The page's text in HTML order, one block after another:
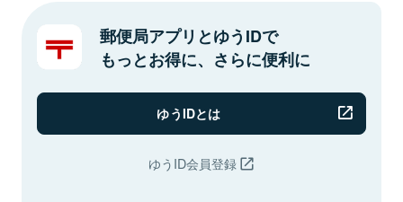
郵便局アプリとゆうIDで
もっとお得に、さらに便利に
ゆうIDとは
ゆうID会員登録